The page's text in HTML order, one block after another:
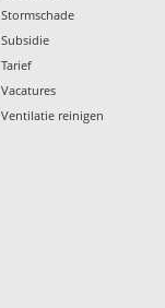
Stormschade
Subsidie
Tarief
Vacatures
Ventilatie reinigen